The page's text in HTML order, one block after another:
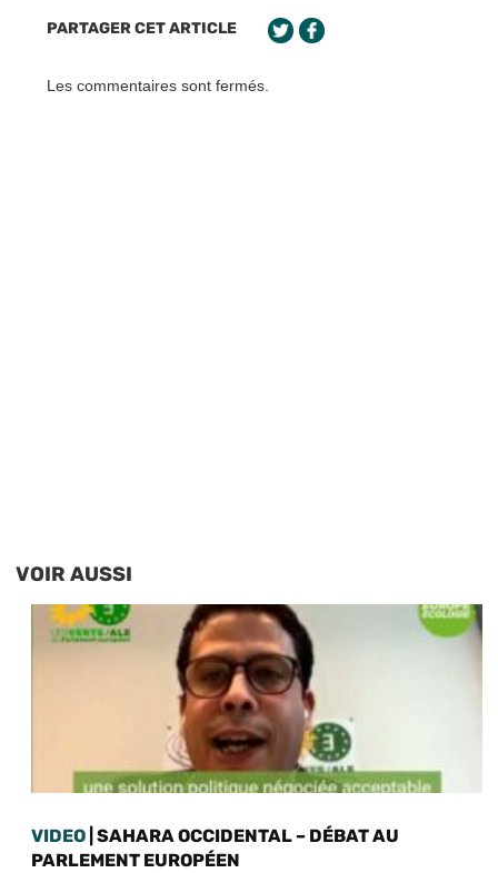
PARTAGER CET ARTICLE
Les commentaires sont fermés.
VOIR AUSSI
VIDEO | SAHARA OCCIDENTAL – DÉBAT AU
PARLEMENT EUROPÉEN